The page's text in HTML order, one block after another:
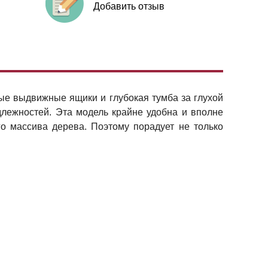
Добавить отзыв
выдвижные ящики и глубокая тумба за глухой
Эта модель крайне удобна и вполне
массива дерева. Поэтому порадует не только